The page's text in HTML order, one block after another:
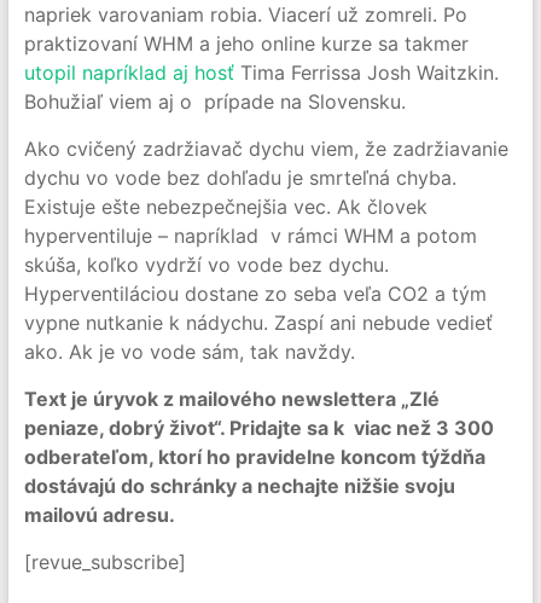
napriek varovaniam robia. Viacerí už zomreli. Po
praktizovaní WHM a jeho online kurze sa takmer
utopil napríklad aj hosťTima Ferrissa Josh Waitzkin.
Bohužiaľ viem aj o prípade na Slovensku.
Ako cvičený zadržiavač dychu viem, že zadržiavanie
dychu vo vode bez dohľadu je smrteľná chyba.
Existuje ešte nebezpečnejšia vec. Ak človek
hyperventiluje – napríklad v rámci WHM a potom
skúša, koľko vydrží vo vode bez dychu.
Hyperventiláciou dostane zo seba veľa CO2 a tým
vypne nutkanie k nádychu. Zaspí ani nebude vedieť
ako. Ak je vo vode sám, tak navždy.
Text je úryvok z mailového newslettera „Zlé
peniaze, dobrý život“. Pridajte sa k viac než 3 300
odberateľom, ktorí ho pravidelne koncom týždňa
dostávajú do schránky a nechajte nižšie svoju
mailovú adresu.
[revue_subscribe]